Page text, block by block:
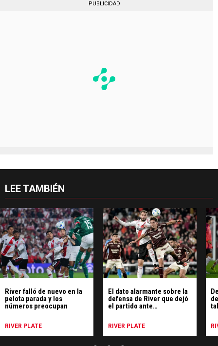
PUBLICIDAD
LEE TAMBIÉN
River falló de nuevo en la
pelota parada y los
números preocupan
RIVER PLATE
El dato alarmante sobre la
defensa de River que dejó
el partido ante
RIVER PLATE